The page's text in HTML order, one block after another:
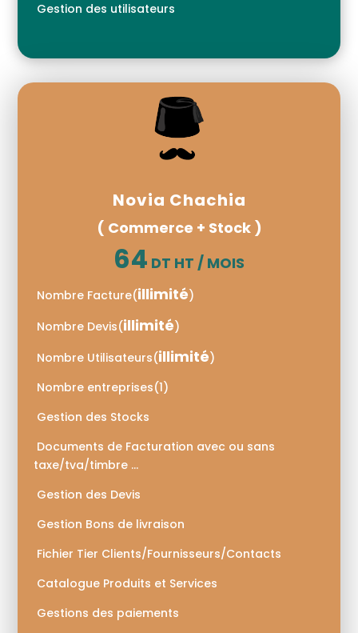
Gestion des utilisateurs
Novia Chachia
( Commerce + Stock )
64 DT HT / MOIS
Nombre Facture(illimité)
Nombre Devis(illimité)
Nombre Utilisateurs(illimité)
Nombre entreprises(1)
Gestion des Stocks
Documents de Facturation avec ou sans
taxe/tva/timbre …
Gestion des Devis
Gestion Bons de livraison
Fichier Tier Clients/Fournisseurs/Contacts
Catalogue Produits et Services
Gestions des paiements